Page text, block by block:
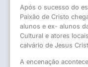
Após o sucesso do
Paixão de Cristo
alunos e ex- alunos
Cultural e atores
calvário de Jesus
A encenação